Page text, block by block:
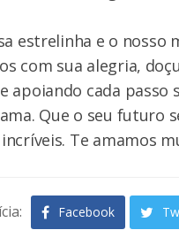
estrelinha e o
com sua alegria,
apoiando cada passo
Que o seu futuro
Te amamos
Facebook